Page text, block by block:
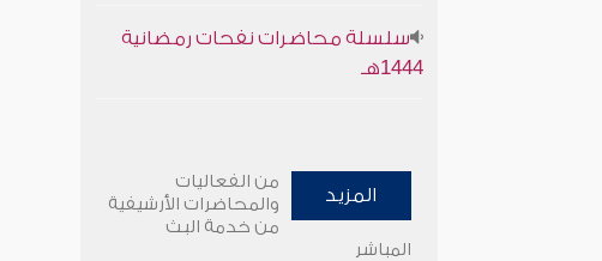
سلسلة محاضرات نفحات رمضانية
1444هـ
المزيد
من الفعاليات
والمحاضرات الأرشيفية
من خدمة البث
المباشر